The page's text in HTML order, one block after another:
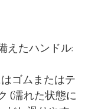
えたハンドル:
ゴムまたはテ
(濡れた状態に